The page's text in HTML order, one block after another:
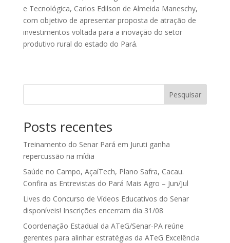
e Tecnológica, Carlos Edilson de Almeida Maneschy,
com objetivo de apresentar proposta de atração de
investimentos voltada para a inovação do setor
produtivo rural do estado do Pará.
Pesquisar
Posts recentes
Treinamento do Senar Pará em Juruti ganha
repercussão na mídia
Saúde no Campo, AçaíTech, Plano Safra, Cacau.
Confira as Entrevistas do Pará Mais Agro – Jun/Jul
Lives do Concurso de Vídeos Educativos do Senar
disponíveis! Inscrições encerram dia 31/08
Coordenação Estadual da ATeG/Senar-PA reúne
gerentes para alinhar estratégias da ATeG Excelência